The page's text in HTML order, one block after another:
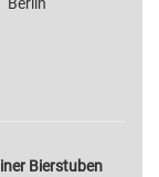
Bierstuben